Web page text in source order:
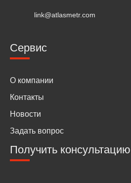
link@atlasmetr.com
Сервис
О компании
Контакты
Новости
Задать вопрос
Получить консультацию